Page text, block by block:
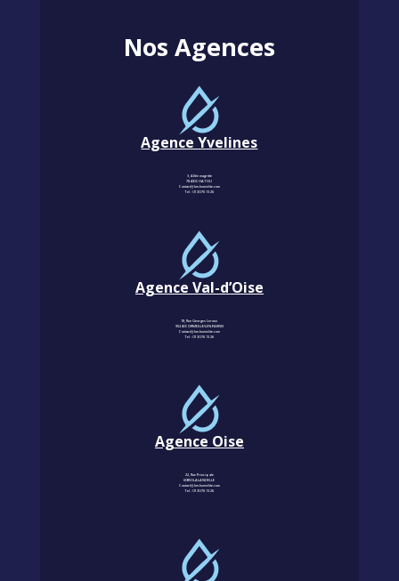
Nos Agences
Agence Yvelines
3, Allée magritte
78400 CHATOU
Contact@km-humidite.com
Tel :01 30 76 13 26
Agence Val-d’Oise
18, Rue Georges Leroux
95240 CORMEILLES-EN-PARISIS
Contact@km-humidite.com
Tel :01 30 76 13 26
Agence Oise
22, Rue Principale
60850 LALANDELLE
Contact@km-humidite.com
Tel :01 30 76 13 26